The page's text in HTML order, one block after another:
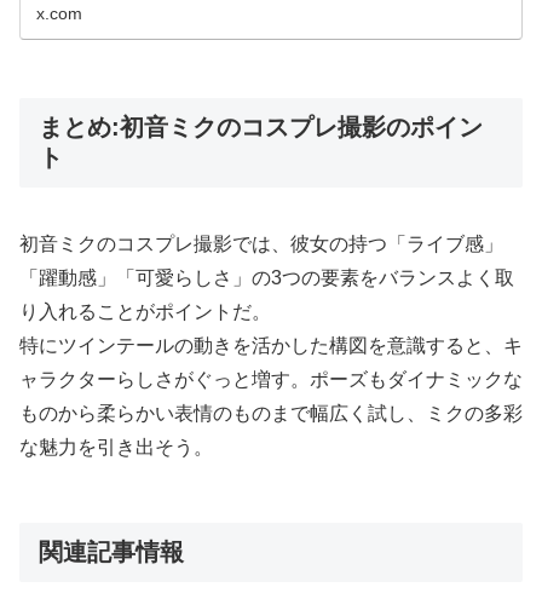
x.com
まとめ:初音ミクのコスプレ撮影のポイン
ト
初音ミクのコスプレ撮影では、彼女の持つ「ライブ感」
「躍動感」「可愛らしさ」の3つの要素をバランスよく取
り入れることがポイントだ。
特にツインテールの動きを活かした構図を意識すると、キ
ャラクターらしさがぐっと増す。ポーズもダイナミックな
ものから柔らかい表情のものまで幅広く試し、ミクの多彩
な魅力を引き出そう。
関連記事情報